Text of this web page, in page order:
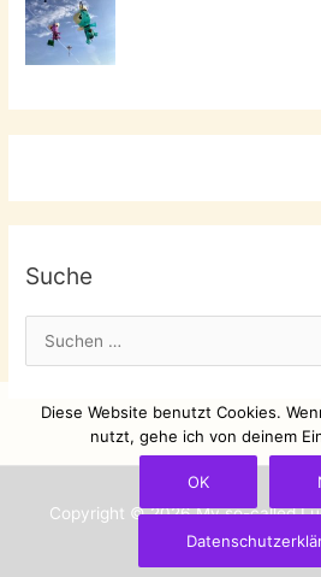
Suche
u
Copyright © 2026My so-called
WordPress-
Diese Website benutzt Cookies.
nutzt, gehe ich von deinem
OK